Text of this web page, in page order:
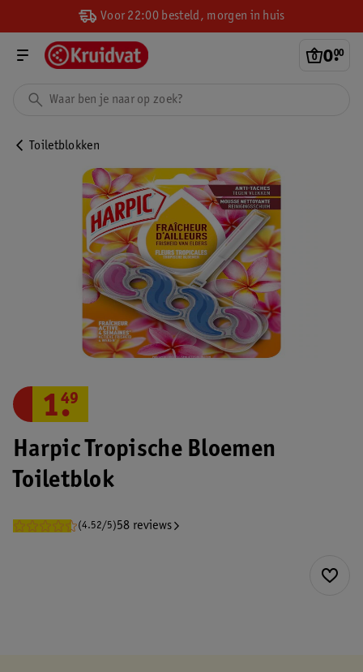
Voor 22:00 besteld, morgen in huis
0.
00
Toiletblokken
Harpic Tropische Bloemen
Toiletblok
(4.52/5)58 reviews
1.
49